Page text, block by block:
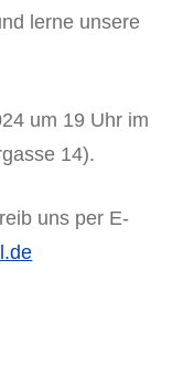
lerne unsere
um 19 Uhr im
14).
uns per E-